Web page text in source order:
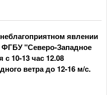
явлении
"Северо-Западное
с 10-13 час 12.08
ветра до 12-16 м/с.